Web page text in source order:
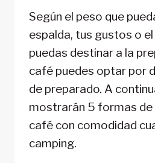
Según el peso que
espalda, tus gustos o
puedas destinar a la
café puedes optar por
de preparado. A
mostrarán 5 formas de
café con comodidad
camping.